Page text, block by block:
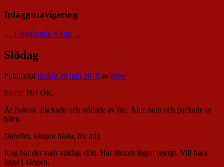
Inläggsnavigering
← Föregående Nästa →
Slödag
Publiceratlördag 26 juni 2010 av nisse
Sömn; Hel OK.
Åt frukost. Packade och städade av lite. Åkte hem och packade ur
bilen.
Därefter, sängen nästa, för mig
Idag har det varit väldigt slött. Har liksom ingen energi. Vill bara
ligga i sängen.